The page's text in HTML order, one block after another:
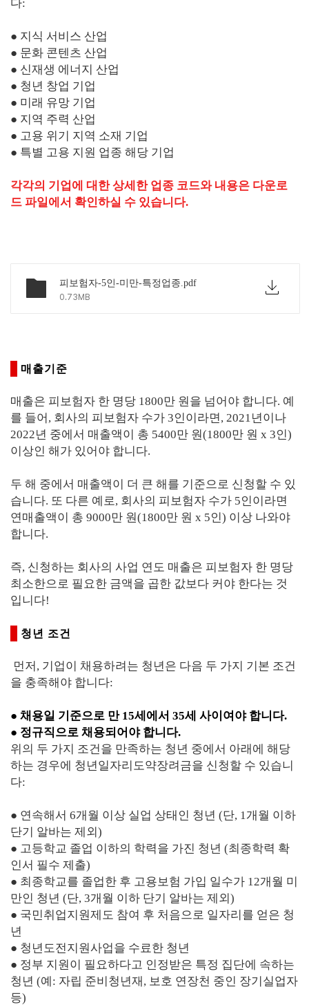
다:
● 지식 서비스 산업
● 문화 콘텐츠 산업
● 신재생 에너지 산업
● 청년 창업 기업
● 미래 유망 기업
● 지역 주력 산업
● 고용 위기 지역 소재 기업
● 특별 고용 지원 업종 해당 기업
각각의 기업에 대한 상세한 업종 코드와 내용은 다운로
드 파일에서 확인하실 수 있습니다.
피보험자-5인-미만-특정업종.pdf
0.73MB
매출기준
매출은 피보험자 한 명당 1800만 원을 넘어야 합니다. 예
를 들어, 회사의 피보험자 수가 3인이라면, 2021년이나
2022년 중에서 매출액이 총 5400만 원(1800만 원 x 3인)
이상인 해가 있어야 합니다.
두 해 중에서 매출액이 더 큰 해를 기준으로 신청할 수 있
습니다. 또 다른 예로, 회사의 피보험자 수가 5인이라면
연매출액이 총 9000만 원(1800만 원 x 5인) 이상 나와야
합니다.
즉, 신청하는 회사의 사업 연도 매출은 피보험자 한 명당
최소한으로 필요한 금액을 곱한 값보다 커야 한다는 것
입니다!
청년 조건
먼저, 기업이 채용하려는 청년은 다음 두 가지 기본 조건
을 충족해야 합니다:
● 채용일 기준으로 만 15세에서 35세 사이여야 합니다.
● 정규직으로 채용되어야 합니다.
위의 두 가지 조건을 만족하는 청년 중에서 아래에 해당
하는 경우에 청년일자리도약장려금을 신청할 수 있습니
다:
● 연속해서 6개월 이상 실업 상태인 청년 (단, 1개월 이하
단기 알바는 제외)
● 고등학교 졸업 이하의 학력을 가진 청년 (최종학력 확
인서 필수 제출)
● 최종학교를 졸업한 후 고용보험 가입 일수가 12개월 미
만인 청년 (단, 3개월 이하 단기 알바는 제외)
● 국민취업지원제도 참여 후 처음으로 일자리를 얻은 청
년
● 청년도전지원사업을 수료한 청년
● 정부 지원이 필요하다고 인정받은 특정 집단에 속하는
청년 (예: 자립 준비청년재, 보호 연장천 중인 장기실업자
등)